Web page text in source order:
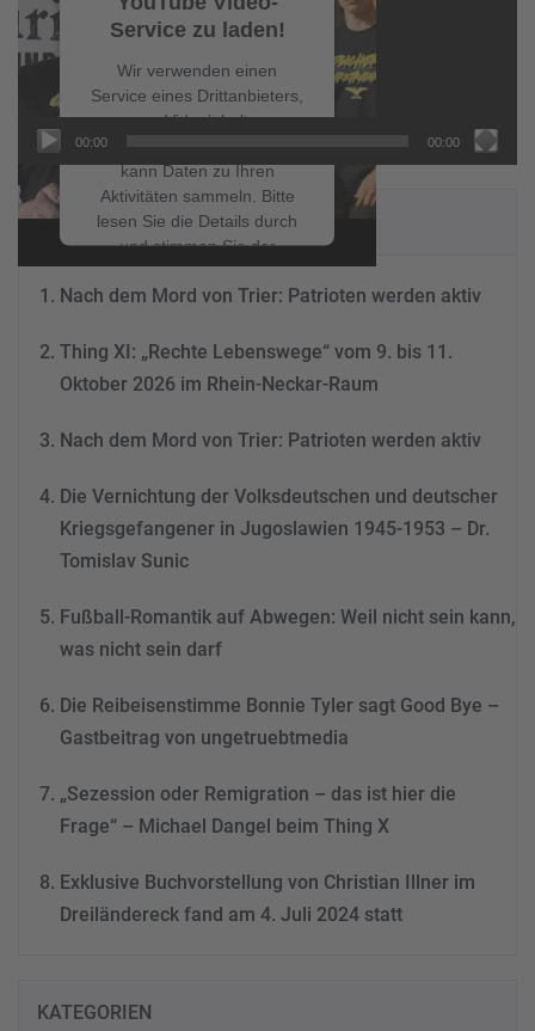
Service zu laden!
Wir verwenden einen
Service eines Drittanbieters,
um Videoinhalte
einzubetten. Dieser Service
kann Daten zu Ihren
Aktivitäten sammeln. Bitte
lesen Sie die Details durch
und stimmen Sie der
Nutzung des Service zu, um
dieses Video anzusehen.
Mehr Informationen
Consent Management
&
00:00 00:00
NEUESTE BEITRÄGE
Nach dem Mord von Trier: Patrioten werden aktiv
Thing XI: „Rechte Lebenswege“ vom 9. bis 11.
Oktober 2026 im Rhein-Neckar-Raum
Nach dem Mord von Trier: Patrioten werden aktiv
Die Vernichtung der Volksdeutschen und deutscher
Kriegsgefangener in Jugoslawien 1945-1953 – Dr.
Tomislav Sunic
Fußball-Romantik auf Abwegen: Weil nicht sein kann,
was nicht sein darf
Die Reibeisenstimme Bonnie Tyler sagt Good Bye –
Gastbeitrag von ungetruebtmedia
„Sezession oder Remigration – das ist hier die
Frage“ – Michael Dangel beim Thing X
Exklusive Buchvorstellung von Christian Illner im
Dreiländereck fand am 4. Juli 2024 statt
KATEGORIEN